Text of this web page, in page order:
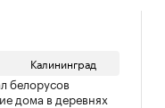
Калининград
белорусов
дома в деревнях